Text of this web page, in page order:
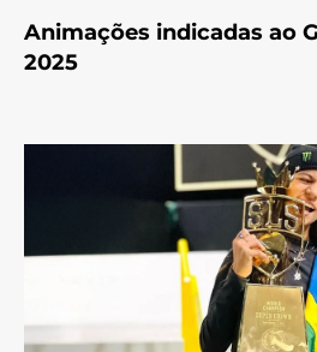
Animações indicadas ao
2025